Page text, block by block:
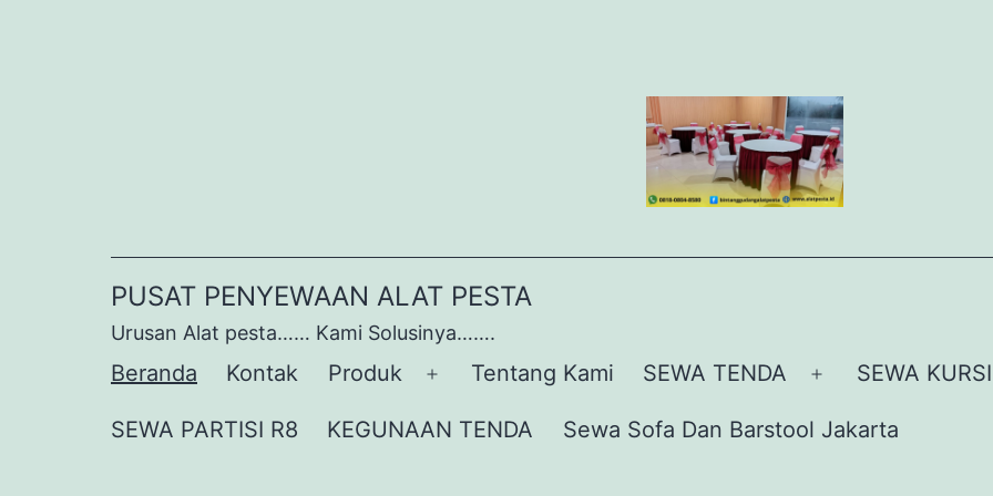
PUSAT PENYEWAAN ALAT PESTA
Urusan Alat pesta…… Kami Solusinya…….
Beranda Kontak Produk
Buka
menu
Tentang Kami SEWA TENDA
Buka
menu
SEWA KURSI
SEWA PARTISI R8 KEGUNAAN TENDA Sewa Sofa Dan Barstool Jakarta